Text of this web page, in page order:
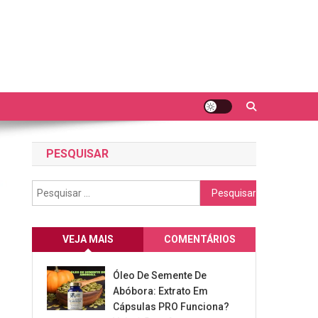
PESQUISAR
Pesquisar
por:
VEJA MAIS COMENTÁRIOS
Óleo De Semente De
Abóbora: Extrato Em
Cápsulas PRO Funciona?